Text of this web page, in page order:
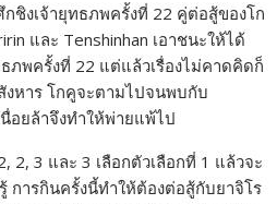
ชิงเจ้ายุทธภพครั้งที่ 22 คู่ต่อสู้ของโก
และ Tenshinhan เอาชนะให้ได้
ภพครั้งที่ 22 แต่แล้วเรื่องไม่คาดคิดก็
งหาร โกคูจะตามไปจนพบกับ
อยล้าจึงทำให้พ่ายแพ้ไป
2, 3 และ 3 เลือกตัวเลือกที่ 1 แล้วจะ
การกินครั้งนี้ทำให้ต้องต่อสู้กับยาจิโร